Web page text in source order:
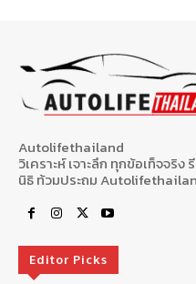
Autolifethailand
วิเคราะห์ เจาะลึก ทุกข้อเท็จจริ
นิธิ ท้วมประถม
Editor Picks